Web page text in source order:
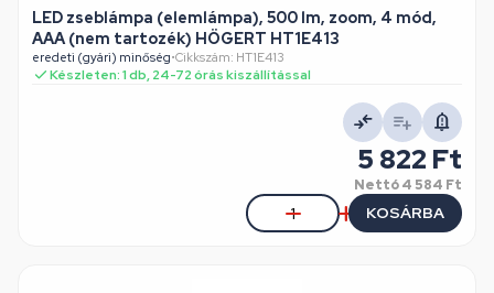
LED zseblámpa (elemlámpa), 500 lm, zoom, 4 mód,
AAA (nem tartozék) HÖGERT HT1E413
eredeti (gyári) minőség•Cikkszám: HT1E413
Készleten: 1 db, 24-72 órás kiszállítással
5 822 Ft
Nettó4 584 Ft
KOSÁRBA